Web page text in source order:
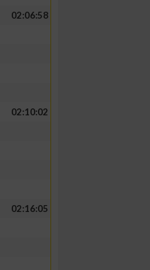
02:06:58
02:10:02
02:16:05